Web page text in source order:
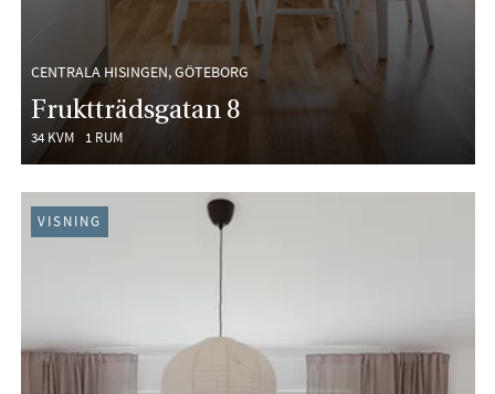
CENTRALA HISINGEN, GÖTEBORG
Fruktträdsgatan 8
34 KVM 1 RUM
VISNING